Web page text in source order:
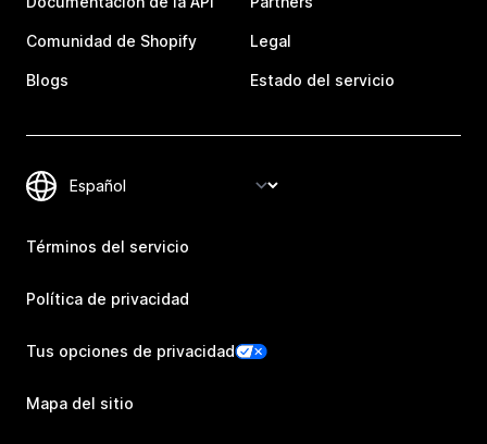
Comunidad de Shopify
Blogs
Legal
Estado del servicio
Términos del servicio
Política de privacidad
Tus opciones de privacidad
Mapa del sitio